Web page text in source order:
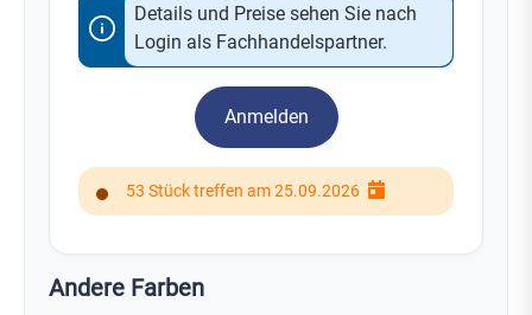
Details und Preise sehen Sie nach
Login als Fachhandelspartner.
Anmelden
53 Stück treffen am 25.09.2026
Andere Farben